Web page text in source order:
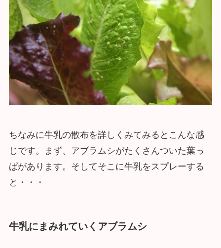
ちなみに牛乳の散布を詳しくみてみるとこんな感
じです。まず、アブラムシがたくさんついた葉っ
ぱがあります。そしてそこに牛乳をスプレーする
と・・・
牛乳にまみれていくアブラムシ